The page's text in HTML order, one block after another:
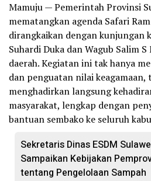
Mamuju — Pemerintah Provinsi
mematangkan agenda Safari
dirangkaikan dengan kunjungan
Suhardi Duka dan Wagub Salim
daerah. Kegiatan ini tak hanya
dan penguatan nilai
menghadirkan langsung
masyarakat, lengkap dengan
bantuan sembako ke seluruh
Sekretaris Dinas ESDM
Sampaikan Kebijakan
tentang Pengelolaan Sampah